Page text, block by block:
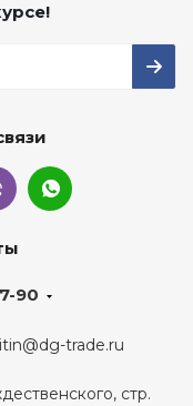
90
trade.ru
стр.